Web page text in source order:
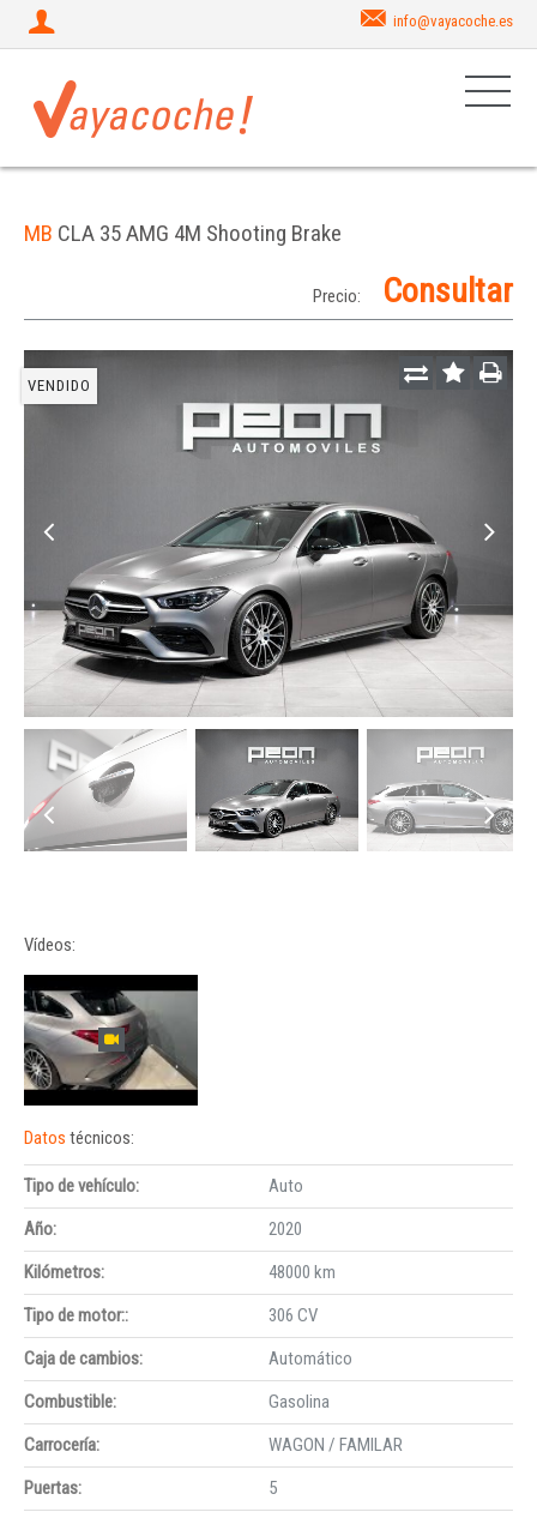
info@vayacoche.es
MB CLA 35 AMG 4M Shooting Brake
Precio: Consultar
VENDIDO
Vídeos:
Datos técnicos:
Tipo de vehículo:
Auto
Año:
2020
Kilómetros:
48000 km
Tipo de motor::
306 CV
Caja de cambios:
Automático
Combustible:
Gasolina
Carrocería:
WAGON / FAMILAR
Puertas:
5